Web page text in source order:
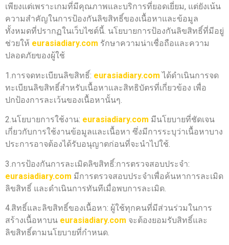
เพียงแต่เพราะเกมที่มีคุณภาพและบริการที่ยอดเยี่ยม, แต่ยังเน้น
ความสำคัญในการป้องกันลิขสิทธิ์ของเนื้อหาและข้อมูล
ทั้งหมดที่ปรากฏในเว็บไซต์นี้. นโยบายการป้องกันลิขสิทธิ์ที่มีอยู่
ช่วยให้ eurasiadiary.com รักษาความน่าเชื่อถือและความ
ปลอดภัยของผู้ใช้
1.การจดทะเบียนลิขสิทธิ์: eurasiadiary.com ได้ดำเนินการจด
ทะเบียนลิขสิทธิ์สำหรับเนื้อหาและสิทธิบัตรที่เกี่ยวข้อง เพื่อ
ปกป้องการละเว้นของเนื้อหานั้นๆ.
2.นโยบายการใช้งาน: eurasiadiary.com มีนโยบายที่ชัดเจน
เกี่ยวกับการใช้งานข้อมูลและเนื้อหา ซึ่งมีการระบุว่าเนื้อหาบาง
ประการอาจต้องได้รับอนุญาตก่อนที่จะนำไปใช้.
3.การป้องกันการละเมิดลิขสิทธิ์:การตรวจสอบประจำ:
eurasiadiary.com มีการตรวจสอบประจำเพื่อค้นหาการละเมิด
ลิขสิทธิ์ และดำเนินการทันทีเมื่อพบการละเมิด.
4.สิทธิ์และลิขสิทธิ์ของเนื้อหา: ผู้ใช้ทุกคนที่มีส่วนร่วมในการ
สร้างเนื้อหาบน eurasiadiary.com จะต้องยอมรับสิทธิ์และ
ลิขสิทธิ์ตามนโยบายที่กำหนด.